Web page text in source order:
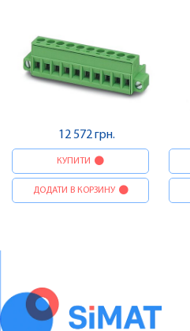
12 572 грн.
КУПИТИ
ДОДАТИ В КОРЗИНУ